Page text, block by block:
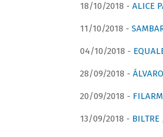
18/10/2018 - ALICE
11/10/2018 -
04/10/2018 -
28/09/2018 -
20/09/2018 -
13/09/2018 -